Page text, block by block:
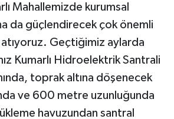
Mahallemizde kurumsal
da güçlendirecek çok önemli
Geçtiğimiz aylarda
Kumarlı Hidroelektrik Santrali
toprak altına döşenecek
ve 600 metre uzunluğunda
havuzundan santral